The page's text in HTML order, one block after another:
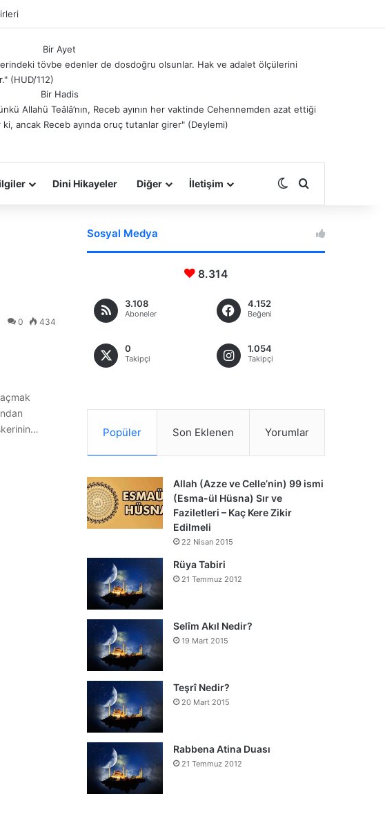
Bir Ayet
tövbe edenler de dosdoğru olsunlar. Hak ve adalet ölçülerini
(HUD/112)
Bir Hadis
Allahü Teâlâ’nın, Receb ayının her vaktinde Cehennemden azat ettiği
ki, ancak Receb ayında oruç tutanlar girer" (Deylemi)
Dini Hikayeler Diğer İletişim Dış görünümü
0 434
Sosyal Medya
8.314
3.108
Aboneler
4.152
Beğeni
0
Takipçi
1.054
Takipçi
Popüler Son Eklenen Yorumlar
Allah (Azze ve Celle’nin) 99 ismi
(Esma-ül Hüsna) Sır ve
Faziletleri – Kaç Kere Zikir
Edilmeli
22 Nisan 2015
Rüya Tabiri
21 Temmuz 2012
Selîm Akıl Nedir?
19 Mart 2015
Teşrî Nedir?
20 Mart 2015
Rabbena Atina Duası
21 Temmuz 2012